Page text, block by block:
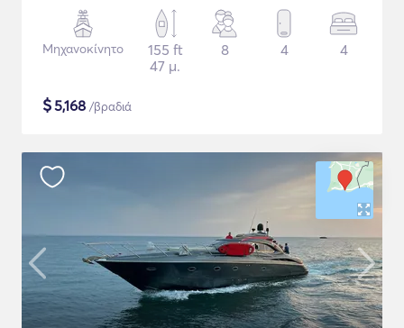
Μηχανοκίνητο
155 ft
47 μ.
8 4 4
$5,168 /βραδιά